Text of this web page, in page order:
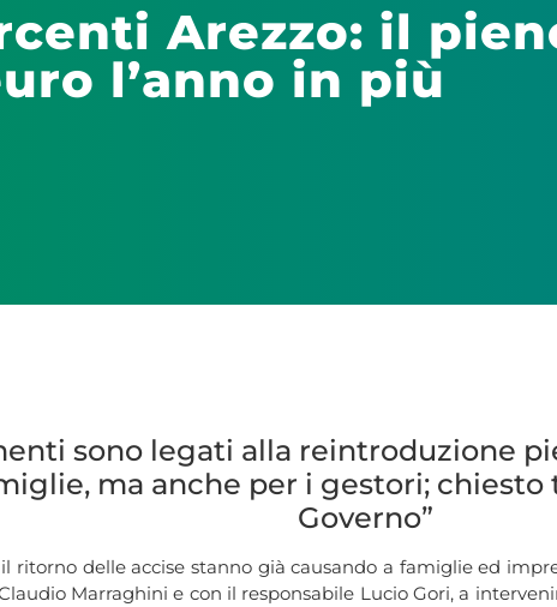
Arezzo: il
l’anno in più
sono legati alla reintroduzione
ma anche per i gestori;
Governo”
ritorno delle accise stanno già causando a famiglie ed
Marraghini e con il responsabile Lucio Gori, a